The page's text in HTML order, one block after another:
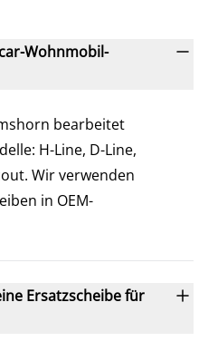
Wohnmobil-
bearbeitet
H-Line, D-Line,
Wir verwenden
in OEM-
Ersatzscheibe für